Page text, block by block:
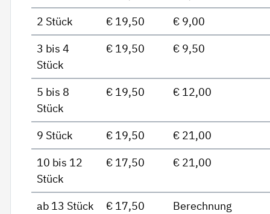
2 Stück
€ 19,50
€ 9,00
3 bis 4
Stück
€ 19,50 € 9,50
5 bis 8
Stück
€ 19,50 € 12,00
9 Stück € 19,50
€ 21,00
10 bis 12
Stück
€ 17,50 € 21,00
ab 13 Stück € 17,50
Berechnung